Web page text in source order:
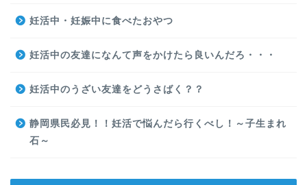
妊活中・妊娠中に食べたおやつ
妊活中の友達になんて声をかけたら良いんだろ・・・
妊活中のうざい友達をどうさばく？？
静岡県民必見！！妊活で悩んだら行くべし！～子生まれ
石～